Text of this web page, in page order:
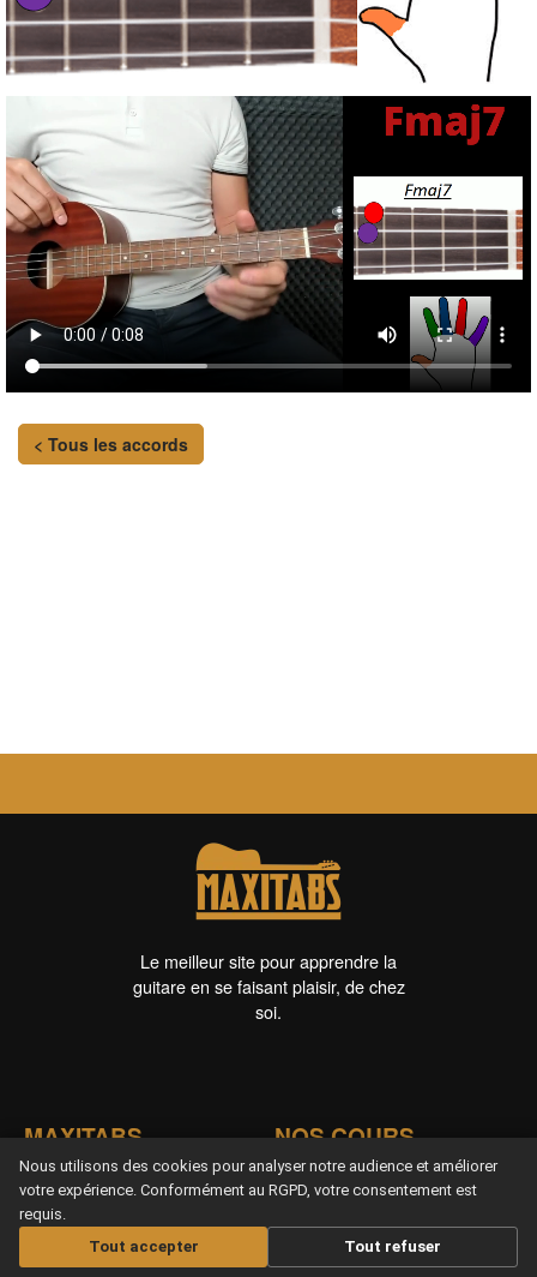
< Tous les accords
Le meilleur site pour apprendre la
guitare en se faisant plaisir, de chez
soi.
MAXITABS
Nos offres
Offrir un abonnement
Les Infos musicales
NOS COURS
Apprendre guitare
Acoustique
Apprendre guitare Electrique
Apprendre Ukulélé
Nous utilisons des cookies pour analyser notre audience et améliorer
votre expérience. Conformément au RGPD, votre consentement est
requis.
Tout accepter
Tout refuser